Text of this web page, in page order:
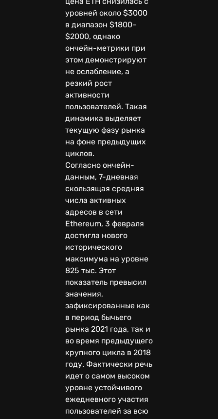
уровней около $3000
в диапазон $1800–
$2000, однако
ончейн-метрики при
этом демонстрируют
не ослабление, а
резкий рост
активности
пользователей. Такая
динамика выделяет
текущую фазу рынка
на фоне предыдущих
циклов.
Согласно ончейн-
данным, 7-дневная
скользящая средняя
числа активных
адресов в сети
Ethereum, 3 февраля
достигла нового
исторического
максимума на уровне
825 тыс. Этот
показатель превысил
значения,
зафиксированные как
в период бычьего
рынка 2021 года, так и
во время предыдущего
крупного цикла в 2018
году. Фактически речь
идет о самом высоком
уровне устойчивого
ежедневного участия
пользователей за всю